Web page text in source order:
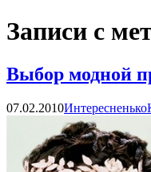
Записи с
Выбор модной
07.02.2010Интересненько